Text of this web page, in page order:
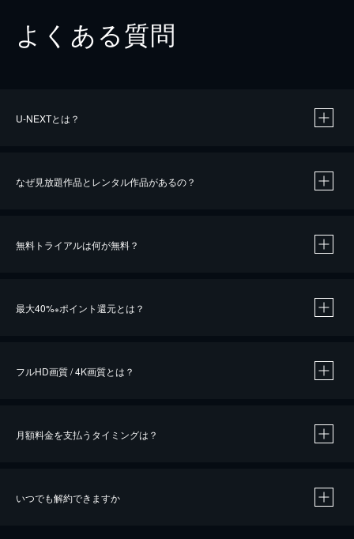
よくある質問
U-NEXTとは？
なぜ見放題作品とレンタル作品があるの？
無料トライアルは何が無料？
最大40%※ポイント還元とは？
※40％ポイント還元の対象は、クレジットカード決済による作品の購入 / レンタルです。
フルHD画質 / 4K画質とは？
月額料金を支払うタイミングは？
いつでも解約できますか